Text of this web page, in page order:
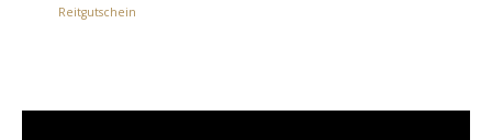
Reitgutschein